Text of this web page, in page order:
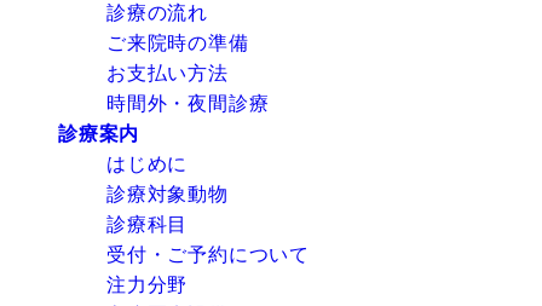
診療の流れ
ご来院時の準備
お支払い方法
時間外・夜間診療
診療案内
はじめに
診療対象動物
診療科目
受付・ご予約について
注力分野